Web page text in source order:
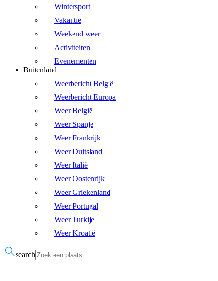
Wintersport
Vakantie
Weekend weer
Activiteiten
Evenementen
Buitenland
Weerbericht België
Weerbericht Europa
Weer België
Weer Spanje
Weer Frankrijk
Weer Duitsland
Weer Italië
Weer Oostenrijk
Weer Griekenland
Weer Portugal
Weer Turkije
Weer Kroatië
search